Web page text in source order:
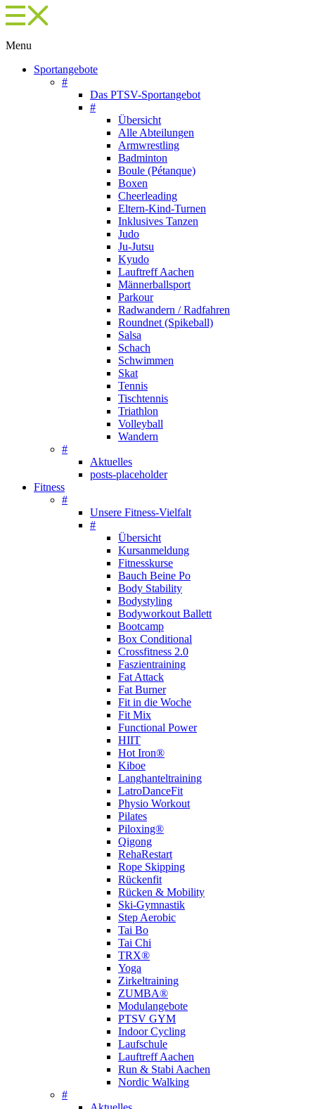
Menu
Sportangebote
#
Das PTSV-Sportangebot
#
Übersicht
Alle Abteilungen
Armwrestling
Badminton
Boule (Pétanque)
Boxen
Cheerleading
Eltern-Kind-Turnen
Inklusives Tanzen
Judo
Ju-Jutsu
Kyudo
Lauftreff Aachen
Männerballsport
Parkour
Radwandern / Radfahren
Roundnet (Spikeball)
Salsa
Schach
Schwimmen
Skat
Tennis
Tischtennis
Triathlon
Volleyball
Wandern
#
Aktuelles
posts-placeholder
Fitness
#
Unsere Fitness-Vielfalt
#
Übersicht
Kursanmeldung
Fitnesskurse
Bauch Beine Po
Body Stability
Bodystyling
Bodyworkout Ballett
Bootcamp
Box Conditional
Crossfitness 2.0
Faszientraining
Fat Attack
Fat Burner
Fit in die Woche
Fit Mix
Functional Power
HIIT
Hot Iron®
Kiboe
Langhanteltraining
LatroDanceFit
Physio Workout
Pilates
Piloxing®
Qigong
RehaRestart
Rope Skipping
Rückenfit
Rücken & Mobility
Ski-Gymnastik
Step Aerobic
Tai Bo
Tai Chi
TRX®
Yoga
Zirkeltraining
ZUMBA®
Modulangebote
PTSV GYM
Indoor Cycling
Laufschule
Lauftreff Aachen
Run & Stabi Aachen
Nordic Walking
#